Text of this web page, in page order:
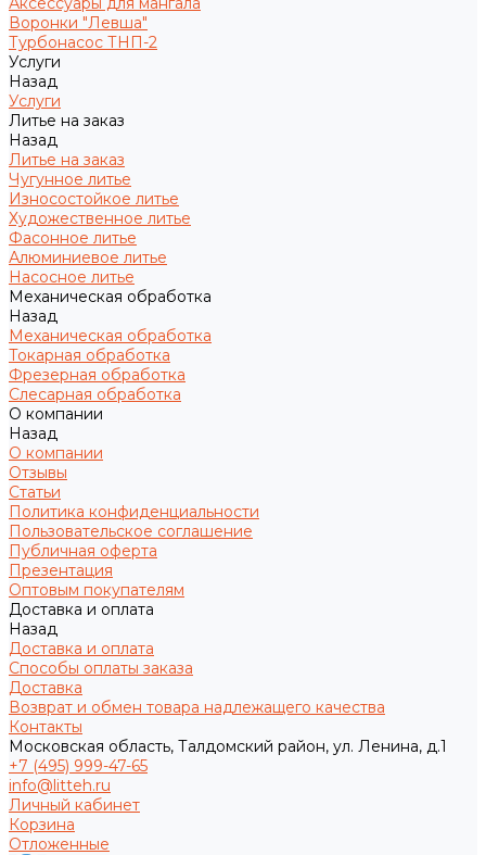
Воронки "Левша"
Турбонасос ТНП-2
Услуги
Назад
Услуги
Литье на заказ
Назад
Литье на заказ
Чугунное литье
Износостойкое литье
Художественное литье
Фасонное литье
Алюминиевое литье
Насосное литье
Механическая обработка
Назад
Механическая обработка
Токарная обработка
Фрезерная обработка
Слесарная обработка
О компании
Назад
О компании
Отзывы
Статьи
Политика конфиденциальности
Пользовательское соглашение
Публичная оферта
Презентация
Оптовым покупателям
Доставка и оплата
Назад
Доставка и оплата
Способы оплаты заказа
Доставка
Возврат и обмен товара надлежащего качества
Контакты
Московская область, Талдомский район, ул. Ленина, д.1
+7 (495) 999-47-65
info@litteh.ru
Личный кабинет
Корзина
Отложенные